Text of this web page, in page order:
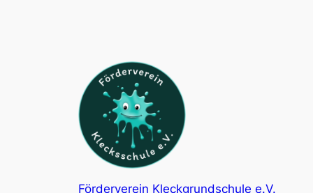
Förderverein Kleckgrundschule e.V.